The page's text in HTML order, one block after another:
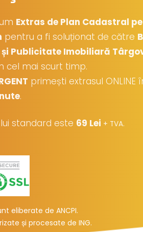
Extras de Plan Cadastral pe
pentru a fi soluționat de către
Publicitate Imobiliară
cel mai scurt timp.
primești extrasul ONLINE
.
standard este 69 Lei + TVA.
eliberate de ANCPI.
și procesate de ING.